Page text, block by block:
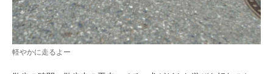
軽やかに走るよー